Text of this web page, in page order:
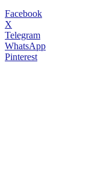
Facebook
X
Telegram
WhatsApp
Pinterest